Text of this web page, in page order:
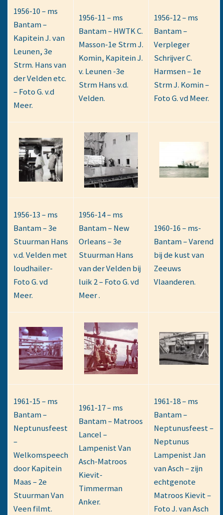
1956-10 – ms
Bantam –
Kapitein J. van
Leunen, 3e
Strm. Hans van
der Velden etc.
– Foto G. v.d
Meer.
1956-11 – ms
Bantam – HWTK C.
Masson-1e Strm J.
Komin, Kapitein J.
v. Leunen -3e
Strm Hans v.d.
Velden.
1956-12 – ms
Bantam –
Verpleger
Schrijver C.
Harmsen – 1e
Strm J. Komin –
Foto G. vd Meer.
1956-13 – ms
Bantam – 3e
Stuurman Hans
v.d. Velden met
loudhailer-
Foto G. vd
Meer.
1956-14 – ms
Bantam – New
Orleans – 3e
Stuurman Hans
van der Velden bij
luik 2 – Foto G. vd
Meer .
1960-16 – ms-
Bantam – Varend
bij de kust van
Zeeuws
Vlaanderen.
1961-15 – ms
Bantam –
Neptunusfeest
–
Welkomspeech
door Kapitein
Maas – 2e
Stuurman Van
Veen filmt.
1961-17 – ms
Bantam – Matroos
Lancel –
Lampenist Van
Asch-Matroos
Kievit-
Timmerman
Anker.
1961-18 – ms
Bantam –
Neptunusfeest –
Neptunus
Lampenist Jan
van Asch – zijn
echtgenote
Matroos Kievit –
Foto J. van Asch